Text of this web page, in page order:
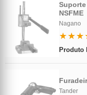
NSFME
Nagano
Produto
Tander